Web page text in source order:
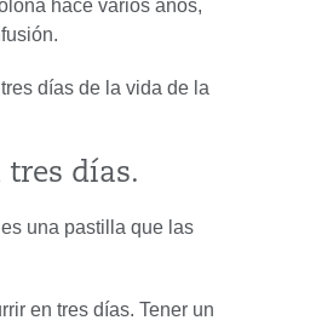
hace varios años,
días de la vida de la
días.
una pastilla que las
en tres días. Tener un